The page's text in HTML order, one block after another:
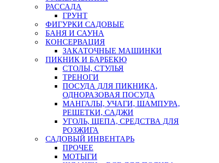
РАССАДА
ГРУНТ
ФИГУРКИ САДОВЫЕ
БАНЯ И САУНА
КОНСЕРВАЦИЯ
ЗАКАТОЧНЫЕ МАШИНКИ
ПИКНИК И БАРБЕКЮ
СТОЛЫ, СТУЛЬЯ
ТРЕНОГИ
ПОСУДА ДЛЯ ПИКНИКА,
ОДНОРАЗОВАЯ ПОСУДА
МАНГАЛЫ, УЧАГИ, ШАМПУРА,
РЕШЕТКИ, САДЖИ
УГОЛЬ, ЩЕПА, СРЕДСТВА ДЛЯ
РОЗЖИГА
САДОВЫЙ ИНВЕНТАРЬ
ПРОЧЕЕ
МОТЫГИ